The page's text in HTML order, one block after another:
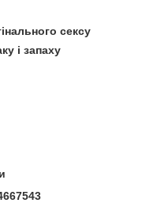
сексу
і запаху